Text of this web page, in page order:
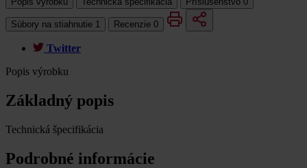
Súbory na stiahnutie 1 Recenzie 0
Twitter
Popis výrobku
Základný popis
Technická špecifikácia
Podrobné informácie